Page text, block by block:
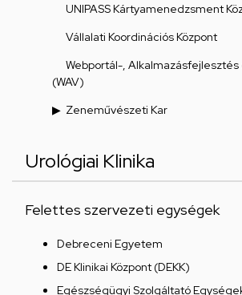
UNIPASS Kártyamenedzsment
Vállalati Koordinációs Központ
Webportál-, Alkalmazásfejlesztés
(WAV)
Zeneművészeti Kar
Urológiai Klinika
Felettes szervezeti egységek
Debreceni Egyetem
DE Klinikai Központ (DEKK)
Egészségügyi Szolgáltató